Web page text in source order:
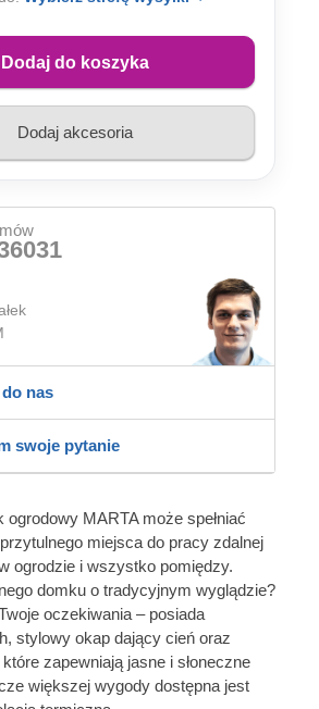
Dodaj do koszyka
Dodaj akcesoria
nas
swoje pytanie
ogrodowy MARTA może spełniać
miejsca do pracy zdalnej
ogrodzie i wszystko pomiędzy.
domku o tradycyjnym wyglądzie?
oczekiwania – posiada
stylowy okap dający cień oraz
zapewniają jasne i słoneczne
większej wygody dostępna jest